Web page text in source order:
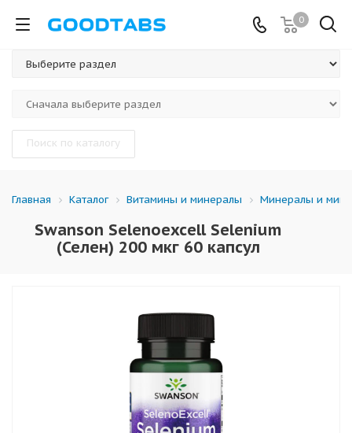
0
Поиск по каталогу
Главная Каталог Витамины и минералы Минералы и
Swanson Selenoexcell Selenium
(Селен) 200 мкг 60 капсул